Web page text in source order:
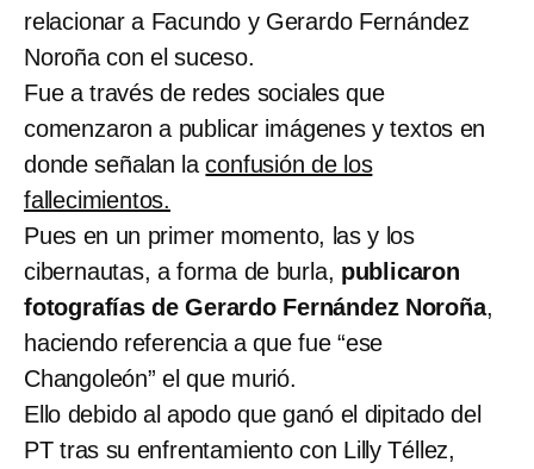
relacionar a Facundo y Gerardo Fernández
Noroña con el suceso.
Fue a través de redes sociales que
comenzaron a publicar imágenes y textos en
donde señalan laconfusión de los
fallecimientos.
Pues en un primer momento, las y los
cibernautas, a forma de burla, publicaron
fotografías de Gerardo Fernández Noroña,
haciendo referencia a que fue “ese
Changoleón” el que murió.
Ello debido al apodo que ganó el dipitado del
PT tras su enfrentamiento con Lilly Téllez,